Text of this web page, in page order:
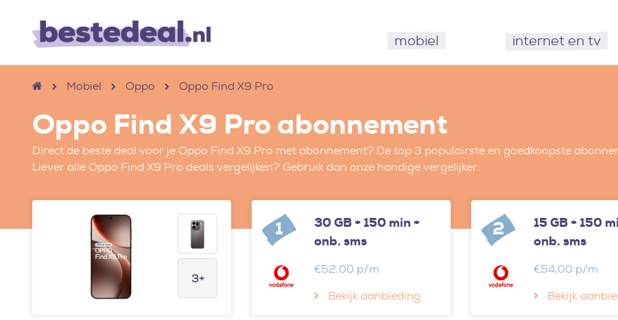
mobiel internet en tv
Mobiel Oppo Oppo Find X9 Pro
Oppo Find X9 Pro abonnement
Direct de beste deal voor je Oppo Find X9 Pro met abonnement? De top 3 populairste en goedkoopste
Liever alle Oppo Find X9 Pro deals vergelijken? Gebruik dan onze handige vergelijker.
3+
1
30 GB + 150 min +
onb. sms
€52,00 p/m
Bekijk aanbieding
2
15 GB + 150
onb. sms
€54,00 p/m
Bekijk